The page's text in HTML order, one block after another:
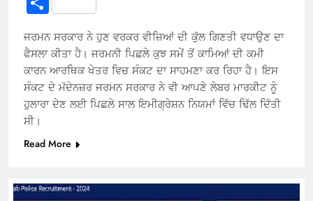
ਜਰਮਨ ਸਰਕਾਰ ਨੇ ਹੁਣ ਵਰਕਰ ਵੀਜ਼ਿਆਂ ਦੀ ਕੁੱਲ ਗਿਣਤੀ ਵਧਾਉਣ ਦਾ
ਫੈਸਲਾ ਕੀਤਾ ਹੈ। ਜਰਮਨੀ ਪਿਛਲੇ ਕੁਝ ਸਮੇਂ ਤੋਂ ਕਾਮਿਆਂ ਦੀ ਕਮੀ
ਕਾਰਨ ਆਰਥਿਕ ਖੇਤਰ ਵਿਚ ਸੰਕਟ ਦਾ ਸਾਹਮਣਾ ਕਰ ਰਿਹਾ ਹੈ। ਇਸ
ਸੰਕਟ ਦੇ ਮੱਦੇਨਜ਼ਰ ਜਰਮਨ ਸਰਕਾਰ ਨੇ ਵੀ ਆਪਣੇ ਲੇਬਰ ਮਾਰਕੀਟ ਨੂੰ
ਹੁਲਾਰਾ ਦੇਣ ਲਈ ਪਿਛਲੇ ਸਾਲ ਇਮੀਗ੍ਰੇਸ਼ਨ ਨਿਯਮਾਂ ਵਿੱਚ ਢਿੱਲ ਦਿੱਤੀ
ਸੀ।
Read More